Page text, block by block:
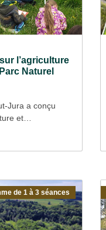
l’agriculture
Naturel
Jura a conçu
et
de CM1-
de 7
L’objectif est
de 1 à 3 séances